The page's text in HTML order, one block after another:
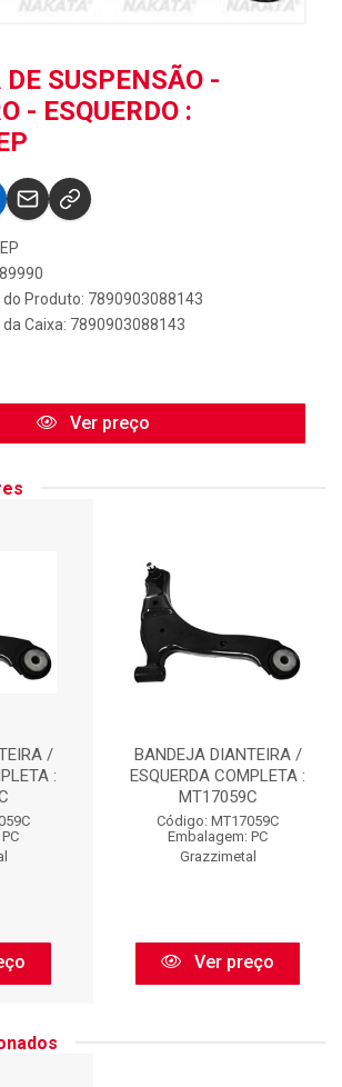
SUSPENSÃO -
- ESQUERDO :
Produto: 7890903088143
Caixa: 7890903088143
Ver preço
/
:
BANDEJA DIANTEIRA /
ESQUERDA COMPLETA :
MT17059C
Código: MT17059C
Embalagem: PC
Grazzimetal
Ver preço